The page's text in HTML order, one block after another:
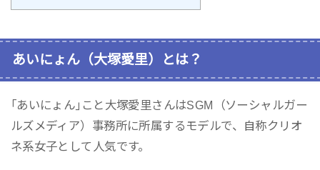
あいにょん（大塚愛里）とは？
｢あいにょん｣こと大塚愛里さんはSGM（ソーシャルガー
ルズメディア）事務所に所属するモデルで、自称クリオ
ネ系女子として人気です。